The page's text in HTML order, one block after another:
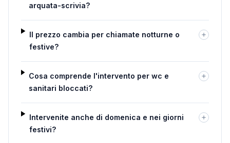
arquata-scrivia?
Il prezzo cambia per chiamate notturne o
festive?
Cosa comprende l'intervento per wc e
sanitari bloccati?
Intervenite anche di domenica e nei giorni
festivi?